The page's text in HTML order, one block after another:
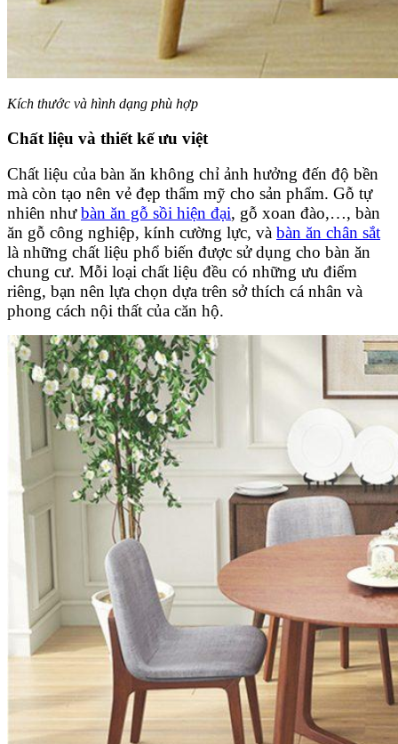
Kích thước và hình dạng phù hợp
Chất liệu và thiết kế ưu việt
Chất liệu của bàn ăn không chỉ ảnh hưởng đến độ bền
mà còn tạo nên vẻ đẹp thẩm mỹ cho sản phẩm. Gỗ tự
nhiên nhưbàn ăn gỗ sồi hiện đại, gỗ xoan đào,…, bàn
ăn gỗ công nghiệp, kính cường lực, và bàn ăn chân sắt
là những chất liệu phổ biến được sử dụng cho bàn ăn
chung cư. Mỗi loại chất liệu đều có những ưu điểm
riêng, bạn nên lựa chọn dựa trên sở thích cá nhân và
phong cách nội thất của căn hộ.